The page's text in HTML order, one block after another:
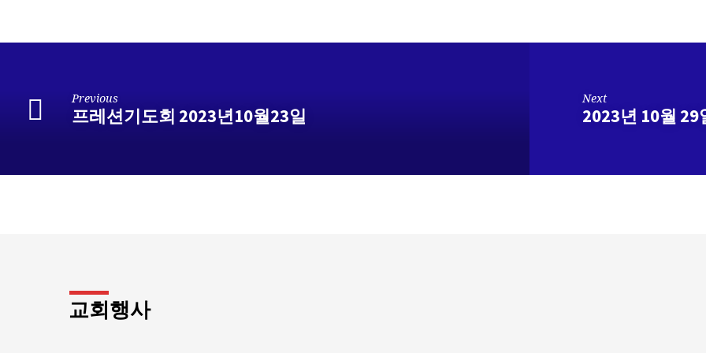
Previous
프레션기도회 2023년10월23일
Next
2023년 10월 29
교회행사